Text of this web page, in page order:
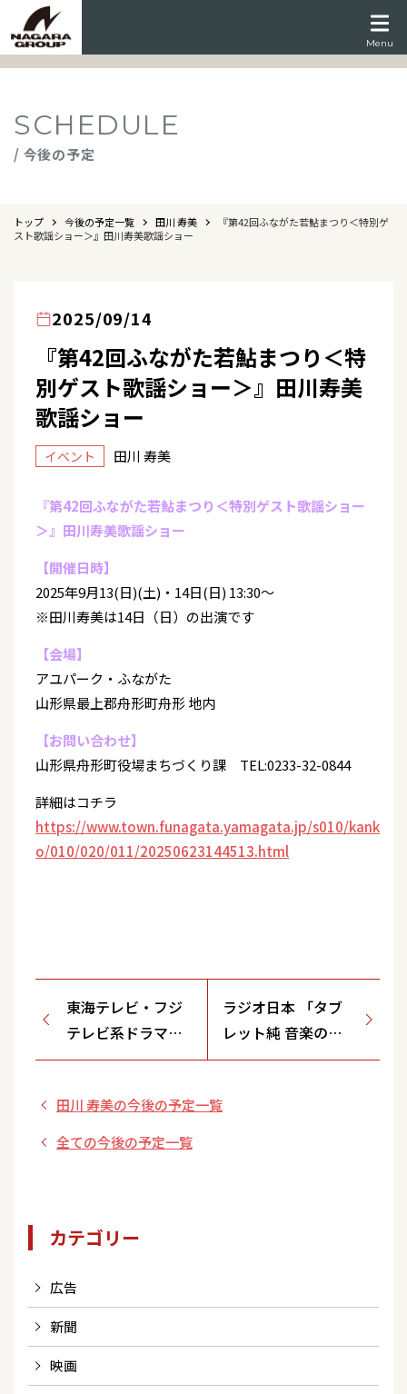
Menu
SCHEDULE
/ 今後の予定
トップ 今後の予定一覧 田川 寿美
『第42回ふながた若鮎まつり＜特別ゲ
スト歌謡ショー＞』田川寿美歌謡ショー
2025/09/14
『第42回ふながた若鮎まつり＜特
別ゲスト歌謡ショー＞』田川寿美
歌謡ショー
イベント 田川 寿美
『第42回ふながた若鮎まつり＜特別ゲスト歌謡ショー
＞』田川寿美歌謡ショー
【開催日時】
2025年9月13(日)(土)・14日(日) 13:30～
※田川寿美は14日（日）の出演です
【会場】
アユパーク・ふながた
山形県最上郡舟形町舟形 地内
【お問い合わせ】
山形県舟形町役場まちづくり課 TEL:0233-32-0844
詳細はコチラ
https://www.town.funagata.yamagata.jp/s010/kank
o/010/020/011/20250623144513.html
東海テレビ・フジ
テレビ系ドラマ
「浅草ラスボスお
話
ラジオ日本 「タブ
レット純 音楽の黄
金時代」 生放送
田川 寿美の今後の予定一覧
全ての今後の予定一覧
カテゴリー
広告
新聞
映画